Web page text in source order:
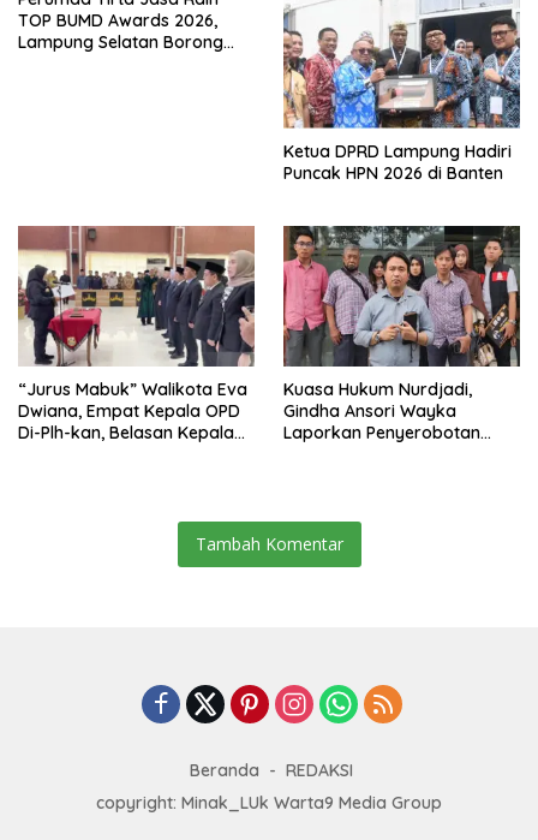
TOP BUMD Awards 2026,
Lampung Selatan Borong
Ketua DPRD Lampung Hadiri
Puncak HPN 2026 di Banten
“Jurus Mabuk” Walikota Eva
Dwiana, Empat Kepala OPD
Di-Plh-kan, Belasan Kepala
Kuasa Hukum Nurdjadi,
Gindha Ansori Wayka
Laporkan Penyerobotan
Tambah Komentar
Beranda
REDAKSI
copyright: Minak_LUk Warta9 Media Group